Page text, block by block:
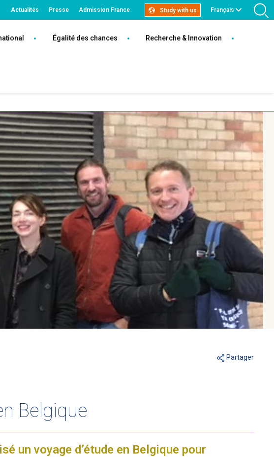
Top
ParisTech
Actualités Presse Admission France Study with us Français
Égalité des chances Recherche & Innovation
Partager
Belgique
un voyage d’étude en Belgique pour